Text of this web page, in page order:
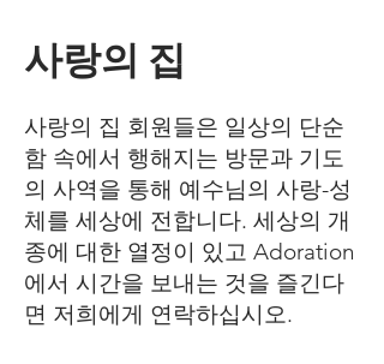
사랑의 집
사랑의 집 회원들은 일상의 단순
함 속에서 행해지는 방문과 기도
의 사역을 통해 예수님의 사랑-성
체를 세상에 전합니다. 세상의 개
종에 대한 열정이 있고 Adoration
에서 시간을 보내는 것을 즐긴다
면 저희에게 연락하십시오.